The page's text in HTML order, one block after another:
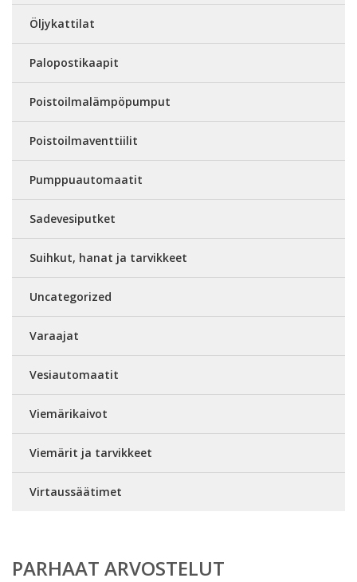
Öljykattilat
Palopostikaapit
Poistoilmalämpöpumput
Poistoilmaventtiilit
Pumppuautomaatit
Sadevesiputket
Suihkut, hanat ja tarvikkeet
Uncategorized
Varaajat
Vesiautomaatit
Viemärikaivot
Viemärit ja tarvikkeet
Virtaussäätimet
PARHAAT ARVOSTELUT